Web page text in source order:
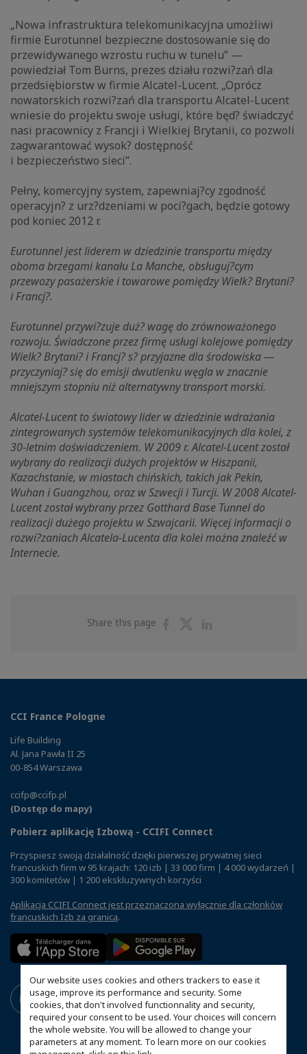
Our website uses cookies and others trackers to ease it
usage, improve its performance and security. Some
cookies, that don't involved functionnality and security,
required your consent to be used. Your choices will concern
the whole website. You will be allowed to change your
parameters at any moment. To learn more on our cookies
„Nowa infrastruktura telekomunikacyjna umożliwi
firmie Eurotunnel bezpieczne dostosowanie się do
przewidywanego wzrostu ruchu w tunelu” —
powiedział Tom Burns, prezes działu rozwi?zań dla
przedsiębiorstw w firmie Alcatel-Lucent. „Oprócz
nowatorskich rozwi?zań dla transportu Alcatel-Lucent
wniesie do projektu swoje usługi, które będ? świadczyć
nasi pracownicy z Francji i Wielkiej Brytanii, co pozwoli
zagwarantować wysok? dostępność
i bezpieczeństwo sieci”.
Pełny, komercyjny system, zapewniaj?cy zgodność
operacyjn? z urz?dzeniami w poci?gach, będzie gotowy
pod koniec 2012 r.
Eurotunnel jest liderem w dziedzinie transportu między
oboma brzegami kanału La Manche, obsługuj?cym
przewozy pasażerskie i towarowe pomiędzy Wielk? Brytani?
i Francj?.
Eurotunnel przywi?zuje duż? wagę do zrównoważonego
rozwoju. Świadczone przez firmę usługi kolejowe pomiędzy
Wielk? Brytani? i Francj? s? przyjazne dla środowiska —
przyczyniaj? się do emisji dwutlenku węgla w znacznie
mniejszym stopniu niż alternatywny transport morski.
Alcatel-Lucent to światowy lider w dziedzinie wdrażania
zintegrowanych systemów telekomunikacyjnych dla kolei, z
30-letnim doświadczeniem. W 2009 r. Alcatel-Lucent został
wybrany do realizacji dużych projektów w Hiszpanii,
Kazachstanie, w miastach chińskich, takich jak Pekin,
Wuhan i Guangzhou, oraz w Szwecji i Turcji. W 2008 Alcatel-
Lucent został wybrany przez Gotthard Base Tunnel do
realizacji dużego projektu w Szwajcarii. Więcej informacji o
rozwi?zaniach Alcatela-Lucenta dla kolei można znaleźć w
Internecie.
Share this page
ShareShare
CCI France Pologne
Life Building
Al. Jana Pawła II 25
00-854 Warszawa
ccifp@ccifp.pl
(Dostęp do mapy)
Pobierz aplikację Izbową - CCIFI Connect
Przyspiesz swoją działalność dzięki pierwszej prywatnej sieci
francuskich firm w 95 krajach: 120 izb | 33 000 firm | 4 000 wydarzeń |
300 komitetów | 1 200 ekskluzywnych korzyści
Aplikacja CCIFI Connect jest przeznaczona wyłącznie dla członków
francuskich Izb za granicą.